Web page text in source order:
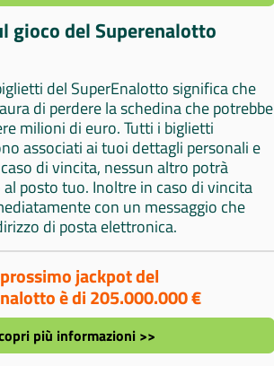
gioco del Superenalotto
del SuperEnalotto significa che
di perdere la schedina che potrebbe
milioni di euro. Tutti i biglietti
associati ai tuoi dettagli personali e
di vincita, nessun altro potrà
posto tuo. Inoltre in caso di vincita
con un messaggio che
di posta elettronica.
jackpot del
è di 205.000.000 €
più informazioni >>